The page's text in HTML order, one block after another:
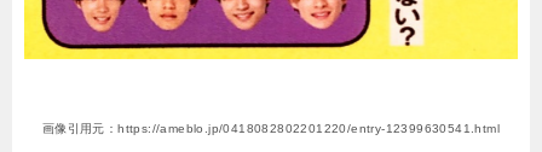
画像引用元：https://ameblo.jp/0418082802201220/entry-12399630541.html